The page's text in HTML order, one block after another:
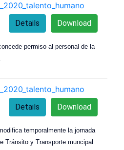
Download
Details
permiso al personal de la
Download
Details
temporalmente la jornada
Tránsito y Transporte muncipal